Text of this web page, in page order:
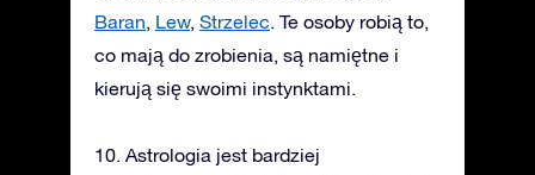
Baran, Lew, Strzelec. Te osoby robią to,
co mają do zrobienia, są namiętne i
kierują się swoimi instynktami.
10. Astrologia jest bardziej